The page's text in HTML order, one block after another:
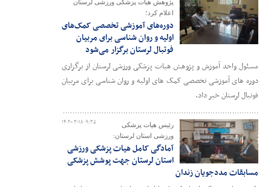
پژوهش هیات پزشکی ورزشی لرستان
اعلام کرد؛
دوره‌های آموزشی تخصصی کمک‌های
اولیه و روان شناسی برای مربیان
فوتبال لرستان برگزار می‌شود
مسئول واحد آموزش و پژوهش هیات پزشکی ورزشی لرستان از برگزاری
دوره های آموزشی تخصصی کمک های اولیه و روان شناسی برای مربیان
فوتبال لرستان خبر داد.
۱۴۰۲-۰۳-۱۸ ۰۹:۳۵
رئیس هیات پزشکی
ورزشی استان لرستان:
آمادگی کامل هیات پزشکی ورزشی
استان لرستان جهت پوشش پزشکی
مسابقات مددجویان زندان